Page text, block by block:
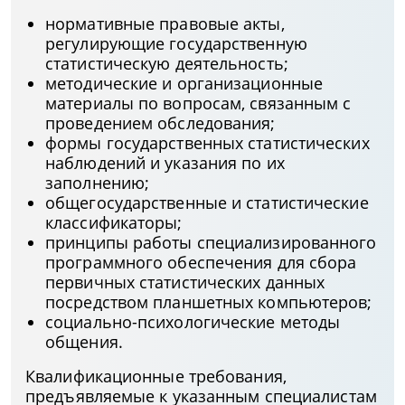
нормативные правовые акты,
регулирующие государственную
статистическую деятельность;
методические и организационные
материалы по вопросам, связанным с
проведением обследования;
формы государственных статистических
наблюдений и указания по их
заполнению;
общегосударственные и статистические
классификаторы;
принципы работы специализированного
программного обеспечения для сбора
первичных статистических данных
посредством планшетных компьютеров;
социально-психологические методы
общения.
Квалификационные требования,
предъявляемые к указанным специалистам